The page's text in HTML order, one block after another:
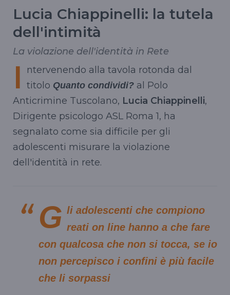
Lucia Chiappinelli: la tutela
dell'intimità
La violazione dell'identità in Rete
I
ntervenendo alla tavola rotonda dal
titolo Quanto condividi? al Polo
Anticrimine Tuscolano, Lucia Chiappinelli,
Dirigente psicologo ASL Roma 1, ha
segnalato come sia difficile per gli
adolescenti misurare la violazione
dell'identità in rete.
G li adolescenti che compiono
reati on line hanno a che fare
con qualcosa che non si tocca, se io
non percepisco i confini è più facile
che li sorpassi